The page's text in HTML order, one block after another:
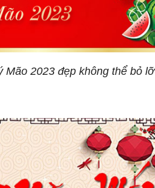
Mão 2023 đẹp không thể bỏ lỡ